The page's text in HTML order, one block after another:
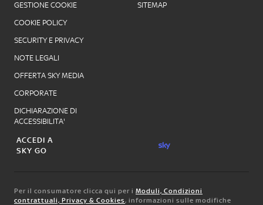
GESTIONE COOKIE
COOKIE POLICY
SECURITY E PRIVACY
NOTE LEGALI
OFFERTA SKY MEDIA
CORPORATE
DICHIARAZIONE DI
ACCESSIBILITA'
SITEMAP
ACCEDI A
SKY GO
Per il consumatore clicca qui per i Moduli, Condizioni
contrattuali, Privacy & Cookies, informazioni sulle modifiche